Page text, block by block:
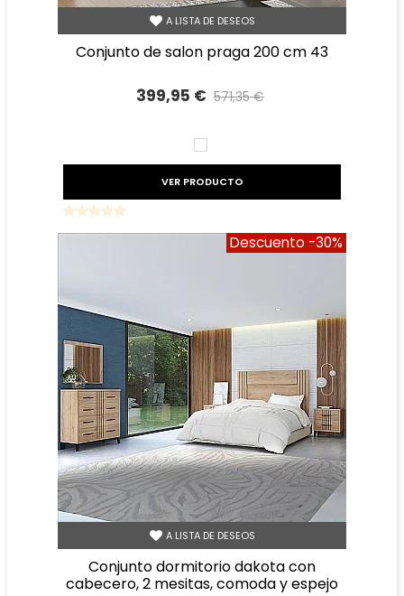
A LISTA DE DESEOS
conjunto de salon praga 200 cm 43
399,95 € 571,35 €
BLANCO
VER PRODUCTO
Descuento -30%
A LISTA DE DESEOS
conjunto dormitorio dakota con
cabecero, 2 mesitas, comoda y espejo